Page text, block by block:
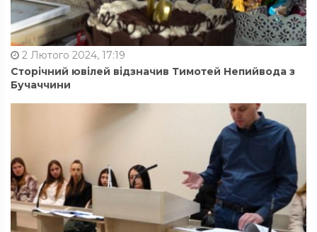
2 Лютого 2024, 17:19
Сторічний ювілей відзначив Тимотей Непийвода з
Бучаччини